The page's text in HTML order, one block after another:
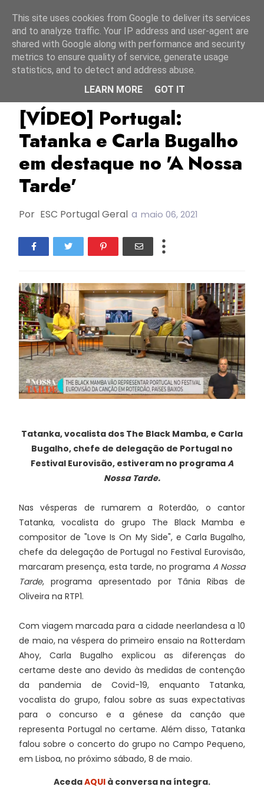
A Nossa Tarde Carla Bugalho
[VÍDEO] Portugal:
Tatanka e Carla Bugalho
em destaque no 'A Nossa
Tarde'
Por ESC Portugal Geral a maio 06, 2021
Tatanka, vocalista dos The Black Mamba, e Carla
Bugalho, chefe de delegação de Portugal no
Festival Eurovisão, estiveram no programaA
Nossa Tarde.
Nas vésperas de rumarem a Roterdão, o cantor
Tatanka, vocalista do grupo The Black Mamba e
compositor de "Love Is On My Side", e Carla Bugalho,
chefe da delegação de Portugal no Festival Eurovisão,
marcaram presença, esta tarde, no programa A Nossa
Tarde, programa apresentado por Tânia Ribas de
Oliveira na RTP1.
Com viagem marcada para a cidade neerlandesa a 10
de maio, na véspera do primeiro ensaio na Rotterdam
Ahoy, Carla Bugalho explicou as diferenças do
certame deste ano devido às medidas de contenção
da pandemia de Covid-19, enquanto Tatanka,
vocalista do grupo, falou sobre as suas expectativas
para o concurso e a génese da canção que
representa Portugal no certame. Além disso, Tatanka
falou sobre o concerto do grupo no Campo Pequeno,
em Lisboa, no próximo sábado, 8 de maio.
AcedaAQUI à conversa na íntegra.
This site uses cookies from Google to deliver its services
and to analyze traffic. Your IP address and user-agent are
shared with Google along with performance and security
metrics to ensure quality of service, generate usage
statistics, and to detect and address abuse.
LEARN MORE
GOT IT